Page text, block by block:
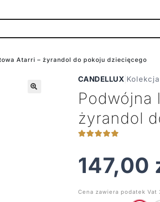
Atarri – żyrandol do pokoju dziecięcego
CANDELLUX
Podwójna
żyrandol
147,00
Cena zawiera podatek Vat